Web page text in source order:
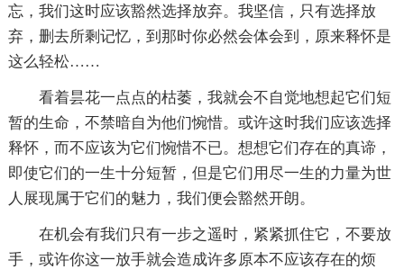
忘，我们这时应该豁然选择放弃。我坚信，只有选择放
弃，删去所剩记忆，到那时你必然会体会到，原来释怀是
这么轻松……
看着昙花一点点的枯萎，我就会不自觉地想起它们短
暂的生命，不禁暗自为他们惋惜。或许这时我们应该选择
释怀，而不应该为它们惋惜不已。想想它们存在的真谛，
即使它们的一生十分短暂，但是它们用尽一生的力量为世
人展现属于它们的魅力，我们便会豁然开朗。
在机会有我们只有一步之遥时，紧紧抓住它，不要放
手，或许你这一放手就会造成许多原本不应该存在的烦